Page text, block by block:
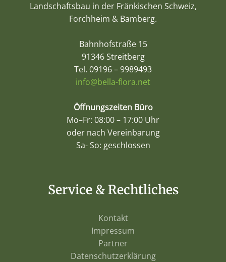
Landschaftsbau in der Fränkischen Schweiz,
Forchheim & Bamberg.
Bahnhofstraße 15
91346 Streitberg
Tel. 09196 – 9989493
info@bella-flora.net
Öffnungszeiten Büro
Mo–Fr: 08:00 – 17:00 Uhr
oder nach Vereinbarung
Sa- So: geschlossen
Service & Rechtliches
Kontakt
Impressum
Partner
Datenschutzerklärung